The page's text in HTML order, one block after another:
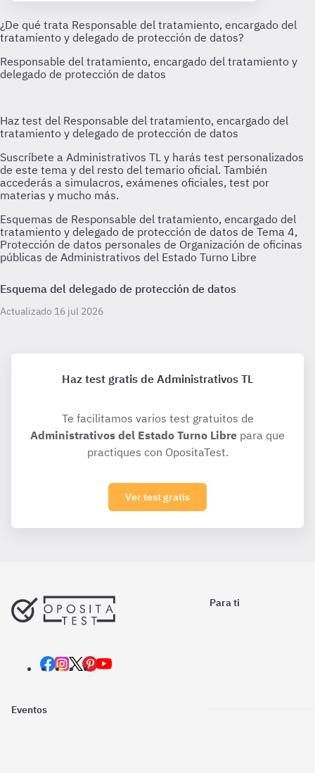
Esquemas de Responsable del tratamiento, encargado del
tratamiento y delegado de protección de datos de Tema 4,
Protección de datos personales de Organización de oficinas
públicas de Administrativos del Estado Turno Libre
Esquema del delegado de protección de datos
Actualizado 16 jul 2026
Haz test gratis de Administrativos TL
Te facilitamos varios test gratuitos de
Administrativos del Estado Turno Libre para que
practiques con OpositaTest.
Ver test gratis
Para ti
Eventos